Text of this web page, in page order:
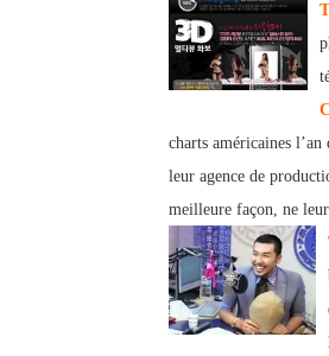
charts américaines
leur agence de
meilleure façon, ne